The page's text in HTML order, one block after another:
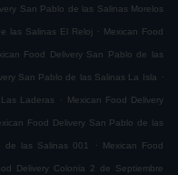
San Pablo de las Salinas Morelos
las Salinas El Reloj . Mexican Food
Food Delivery San Pablo de las
San Pablo de las Salinas La Isla .
Laderas . Mexican Food Delivery
Food Delivery San Pablo de las
de las Salinas 001 . Mexican Food
Delivery Colonia 2 de Septiembre